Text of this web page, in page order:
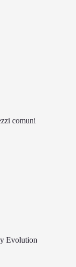
comuni
Evolution